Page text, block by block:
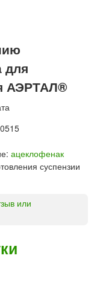
для
АЭРТАЛ®
ацеклофенак
суспензии
или